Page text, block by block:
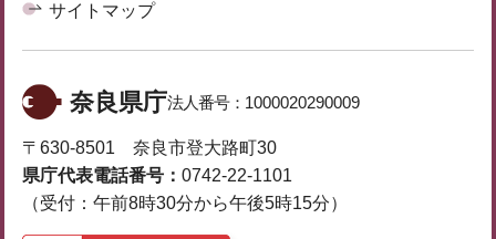
サイトマップ
奈良県庁法人番号： 1000020290009
〒630-8501 奈良市登大路町30
県庁代表電話番号： 0742-22-1101
（受付：午前8時30分から午後5時15分）